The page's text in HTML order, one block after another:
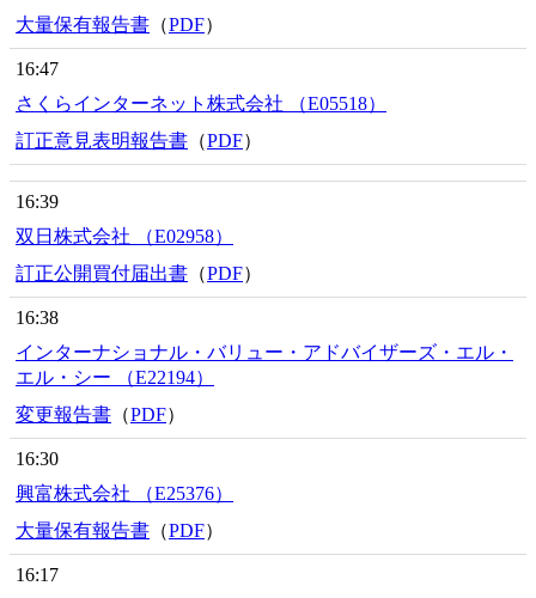
大量保有報告書 （PDF）
16:47
さくらインターネット株式会社 （E05518）
訂正意見表明報告書 （PDF）
16:39
双日株式会社 （E02958）
訂正公開買付届出書 （PDF）
16:38
インターナショナル・バリュー・アドバイザーズ・エル・
エル・シー （E22194）
変更報告書 （PDF）
16:30
興富株式会社 （E25376）
大量保有報告書 （PDF）
16:17